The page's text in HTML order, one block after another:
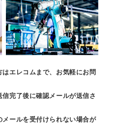
エレコムまで、お気軽にお問
完了後に確認メールが送信さ
ールを受付けられない場合が